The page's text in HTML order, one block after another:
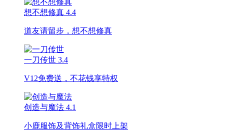
想不想修真 4.4
道友请留步，想不想修真
一刀传世 3.4
V12免费送，不花钱享特权
创造与魔法 4.1
小鹿服饰及背饰礼盒限时上架